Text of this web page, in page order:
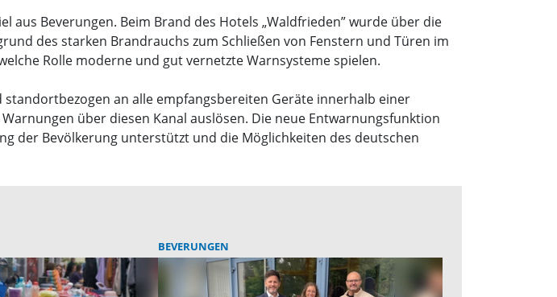
Beverungen. Beim Brand des Hotels „Waldfrieden” wurde über die
des starken Brandrauchs zum Schließen von Fenstern und Türen im
Rolle moderne und gut vernetzte Warnsysteme spielen.
an alle empfangsbereiten Geräte innerhalb einer
über diesen Kanal auslösen. Die neue Entwarnungsfunktion
der Bevölkerung unterstützt und die Möglichkeiten des deutschen
BEVERUNGEN